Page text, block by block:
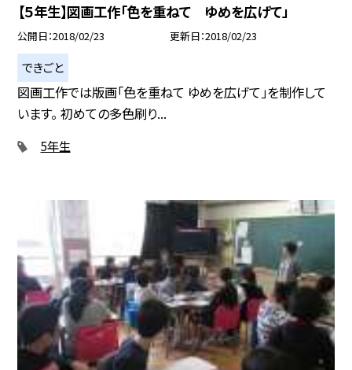
【５年生】図画工作「色を重ねて ゆめを広げて」
公開日 2018/02/23 更新日 2018/02/23
できごと
図画工作では版画「色を重ねて ゆめを広げて」を制作して
います。 初めての多色刷り...
5年生